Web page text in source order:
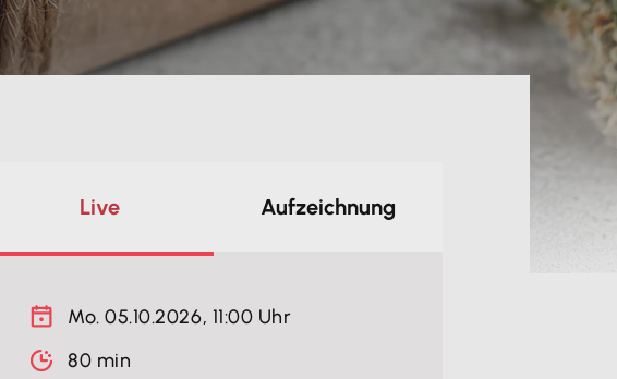
Live Aufzeichnung
Mo. 05.10.2026, 11:00 Uhr
80 min